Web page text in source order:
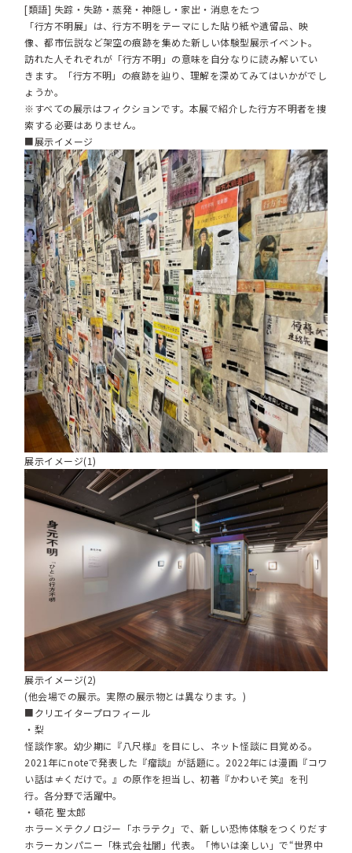
[類語] 失踪・失跡・蒸発・神隠し・家出・消息をたつ
「行方不明展」は、行方不明をテーマにした貼り紙や遺留品、映
像、都市伝説など架空の痕跡を集めた新しい体験型展示イベント。
訪れた人それぞれが「行方不明」の意味を自分なりに読み解いてい
きます。「行方不明」の痕跡を辿り、理解を深めてみてはいかがでし
ょうか。
※すべての展示はフィクションです。本展で紹介した行方不明者を捜
索する必要はありません。
■展示イメージ
展示イメージ(1)
展示イメージ(2)
(他会場での展示。実際の展示物とは異なります。)
■クリエイタープロフィール
・梨
怪談作家。幼少期に『八尺様』を目にし、ネット怪談に目覚める。
2021年にnoteで発表した『瘤談』が話題に。2022年には漫画『コワ
い話は≠くだけで。』の原作を担当し、初著『かわいそ笑』を刊
行。各分野で活躍中。
・頓花 聖太郎
ホラー×テクノロジー「ホラテク」で、新しい恐怖体験をつくりだす
ホラーカンパニー「株式会社闇」代表。「怖いは楽しい」で“世界中